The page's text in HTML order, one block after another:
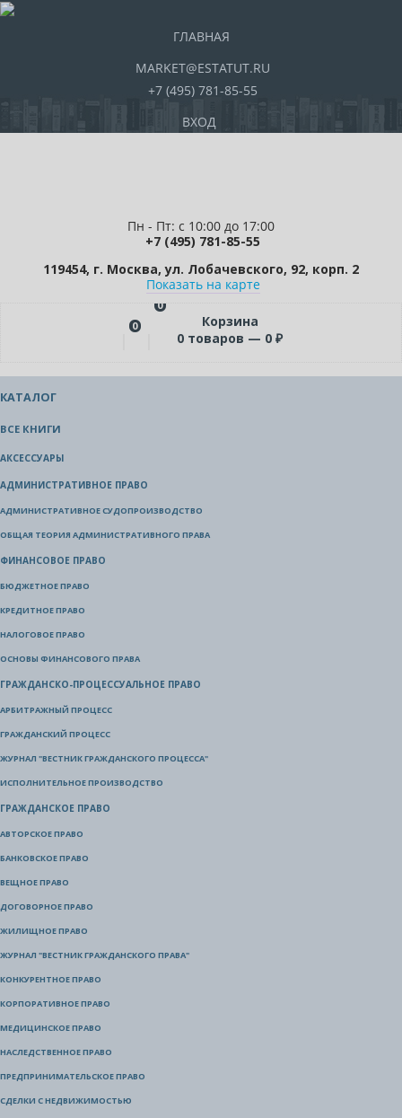
ГЛАВНАЯ
MARKET@ESTATUT.RU
+7 (495) 781-85-55
ВХОД
Пн - Пт: с 10:00 до 17:00
+7 (495) 781-85-55
119454, г. Москва, ул. Лобачевского, 92, корп. 2
Показать на карте
0
0
Корзина
0 товаров — 0 ₽
КАТАЛОГ
ВСЕ КНИГИ
АКСЕССУАРЫ
АДМИНИСТРАТИВНОЕ ПРАВО
АДМИНИСТРАТИВНОЕ СУДОПРОИЗВОДСТВО
ОБЩАЯ ТЕОРИЯ АДМИНИСТРАТИВНОГО ПРАВА
ФИНАНСОВОЕ ПРАВО
БЮДЖЕТНОЕ ПРАВО
КРЕДИТНОЕ ПРАВО
НАЛОГОВОЕ ПРАВО
ОСНОВЫ ФИНАНСОВОГО ПРАВА
ГРАЖДАНСКО-ПРОЦЕССУАЛЬНОЕ ПРАВО
АРБИТРАЖНЫЙ ПРОЦЕСС
ГРАЖДАНСКИЙ ПРОЦЕСС
ЖУРНАЛ "ВЕСТНИК ГРАЖДАНСКОГО ПРОЦЕССА"
ИСПОЛНИТЕЛЬНОЕ ПРОИЗВОДСТВО
ГРАЖДАНСКОЕ ПРАВО
АВТОРСКОЕ ПРАВО
БАНКОВСКОЕ ПРАВО
ВЕЩНОЕ ПРАВО
ДОГОВОРНОЕ ПРАВО
ЖИЛИЩНОЕ ПРАВО
ЖУРНАЛ "ВЕСТНИК ГРАЖДАНСКОГО ПРАВА"
КОНКУРЕНТНОЕ ПРАВО
КОРПОРАТИВНОЕ ПРАВО
МЕДИЦИНСКОЕ ПРАВО
НАСЛЕДСТВЕННОЕ ПРАВО
ПРЕДПРИНИМАТЕЛЬСКОЕ ПРАВО
СДЕЛКИ С НЕДВИЖИМОСТЬЮ